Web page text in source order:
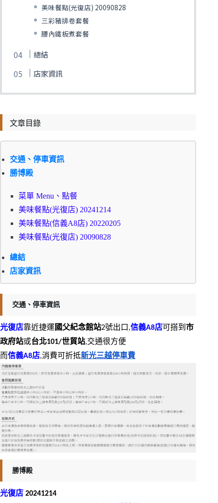
美味餐點(光復店) 20090828
三彩豬排卷套餐
腰內鐵板煮套餐
總結
店家資訊
文章目錄
交通、停車資訊
勝博殿
菜單 Menu、點餐
美味餐點(光復店) 20241214
美味餐點(信義A8店) 20220205
美味餐點(光復店) 20090828
總結
店家資訊
交通、停車資訊
光復店靠近捷運國父紀念館站2號出口,信義A8店可搭到 市
政府站或台北101/世貿站,交通很方便
而信義A8店,消費可折抵新光三越停車費
勝博殿
光復店 20241214